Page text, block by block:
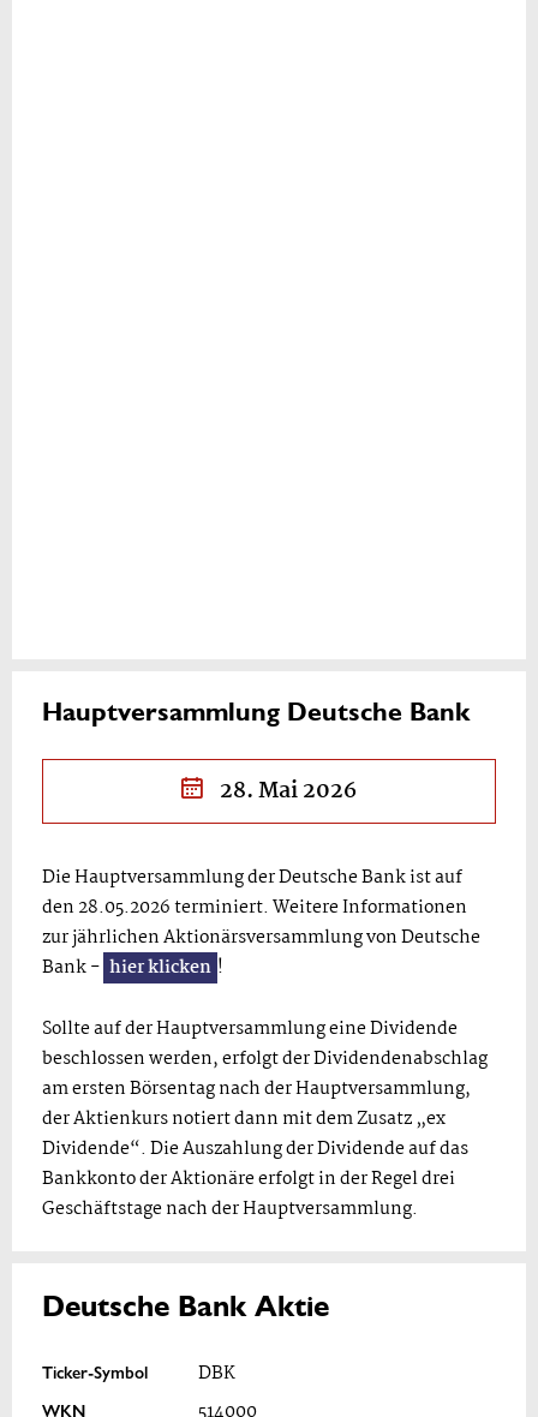
Hauptversammlung Deutsche Bank
28. Mai 2026
Die Hauptversammlung der Deutsche Bank ist auf
den 28.05.2026 terminiert. Weitere Informationen
zur jährlichen Aktionärsversammlung von Deutsche
Bank - hier klicken !
Sollte auf der Hauptversammlung eine Dividende
beschlossen werden, erfolgt der Dividendenabschlag
am ersten Börsentag nach der Hauptversammlung,
der Aktienkurs notiert dann mit dem Zusatz „ex
Dividende“. Die Auszahlung der Dividende auf das
Bankkonto der Aktionäre erfolgt in der Regel drei
Geschäftstage nach der Hauptversammlung.
Deutsche Bank Aktie
Ticker-Symbol DBK
WKN